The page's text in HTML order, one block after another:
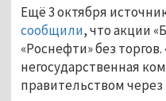
Ещё 3 октября
сообщили, что акции
«Роснефти» без
негосударственная
правительством через